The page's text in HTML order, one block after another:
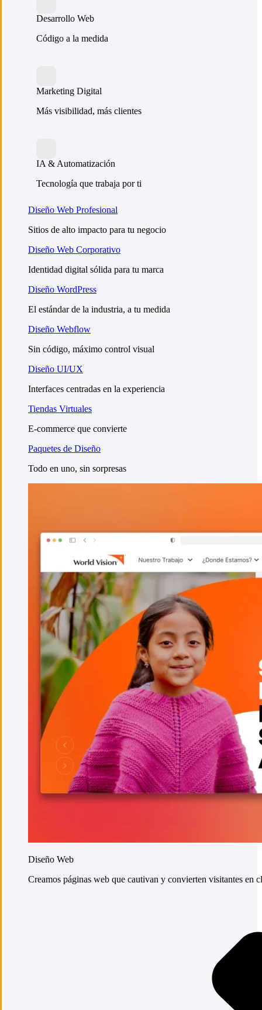
Desarrollo Web
Código a la medida
Marketing Digital
Más visibilidad, más clientes
IA & Automatización
Tecnología que trabaja por ti
Diseño Web Profesional
Sitios de alto impacto para tu negocio
Diseño Web Corporativo
Identidad digital sólida para tu marca
Diseño WordPress
El estándar de la industria, a tu medida
Diseño Webflow
Sin código, máximo control visual
Diseño UI/UX
Interfaces centradas en la experiencia
Tiendas Virtuales
E-commerce que convierte
Paquetes de Diseño
Todo en uno, sin sorpresas
Diseño Web
Creamos páginas web que cautivan y convierten visitantes en